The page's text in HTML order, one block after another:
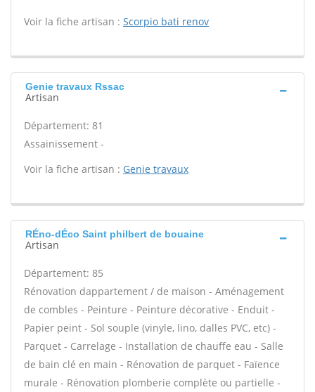
Voir la fiche artisan : Scorpio bati renov
Genie travaux Rssac
Artisan
Département: 81
Assainissement -
Voir la fiche artisan : Genie travaux
RÉno-dÉco Saint philbert de bouaine
Artisan
Département: 85
Rénovation dappartement / de maison - Aménagement
de combles - Peinture - Peinture décorative - Enduit -
Papier peint - Sol souple (vinyle, lino, dalles PVC, etc) -
Parquet - Carrelage - Installation de chauffe eau - Salle
de bain clé en main - Rénovation de parquet - Faïence
murale - Rénovation plomberie complète ou partielle -